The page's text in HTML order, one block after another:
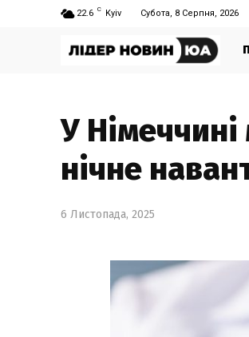
22.6 C Kyiv Субота, 8 Серпня, 2026
У
нічне
6 Листопада, 2025